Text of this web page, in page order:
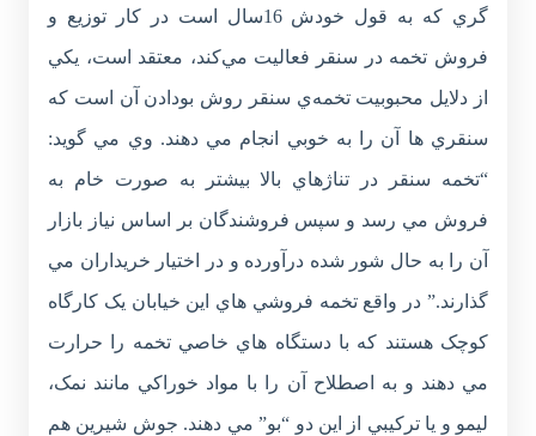
گري که به قول خودش 16سال است در کار توزيع و
فروش تخمه در سنقر فعاليت مي‌کند، معتقد است، يکي
از دلايل محبوبيت تخمه‌ي سنقر روش بودادن آن است که
سنقري ها آن را به خوبي انجام مي دهند. وي مي گويد:
“تخمه سنقر در تناژهاي بالا بيشتر به صورت خام به
فروش مي رسد و سپس فروشندگان بر اساس نياز بازار
آن را به حال شور شده درآورده و در اختيار خريداران مي
گذارند.” در واقع تخمه فروشي هاي اين خيابان يک کارگاه
کوچک هستند که با دستگاه هاي خاصي تخمه را حرارت
مي دهند و به اصطلاح آن را با مواد خوراکي مانند نمک،
ليمو و يا ترکيبي از اين دو “بو” مي دهند. جوش شيرين هم